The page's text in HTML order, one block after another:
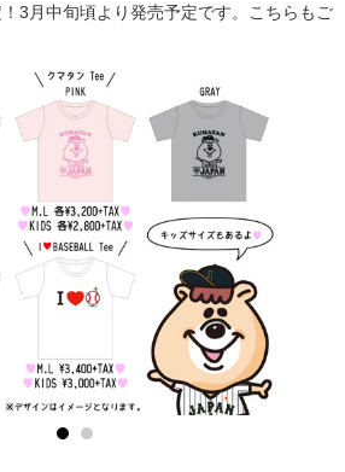
3月中旬頃より発売予定です。こちらもご